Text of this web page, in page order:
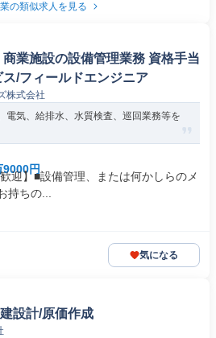
の類似求人を見る
商業施設の設備管理業務 資格手当
/フィールドエンジニア
株式会社
電気、給排水、水質検査、巡回業務等を
9000円
迎】■設備管理、または何かしらのメ
持ちの...
気になる
設計/原価作成